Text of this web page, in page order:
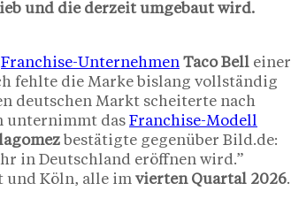
und die derzeit umgebaut wird.
Franchise-Unternehmen Taco Bell einer
fehlte die Marke bislang vollständig
deutschen Markt scheiterte nach
unternimmt das Franchise-Modell
bestätigte gegenüber Bild.de:
in Deutschland eröffnen wird.”
und Köln, alle im vierten Quartal 2026.